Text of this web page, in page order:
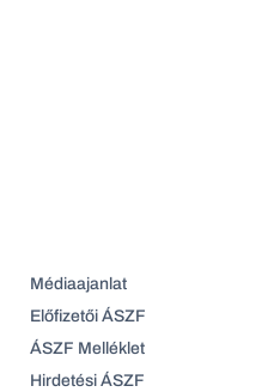
Médiaajanlat
Előfizetői ÁSZF
ÁSZF Melléklet
Hirdetési ÁSZF